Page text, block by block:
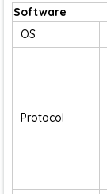
Software
OS
Protocol